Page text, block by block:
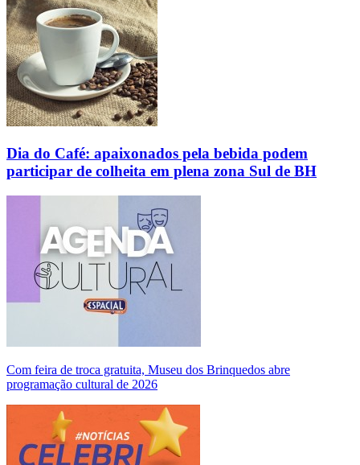
Dia do Café: apaixonados pela bebida podem
participar de colheita em plena zona Sul de BH
Com feira de troca gratuita, Museu dos Brinquedos abre
programação cultural de 2026